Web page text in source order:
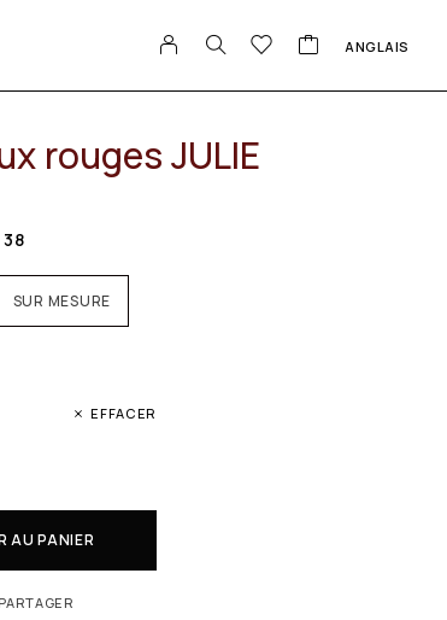
ANGLAIS
rouges JULIE
38
SUR MESURE
EFFACER
AU PANIER
PARTAGER